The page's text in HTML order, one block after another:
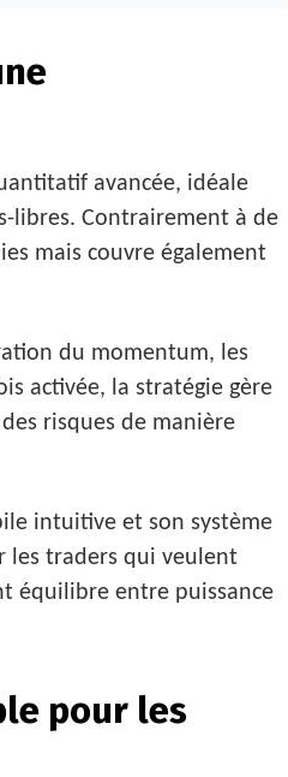
avancée, idéale
libres. Contrairement à de
mais couvre également
du momentum, les
activée, la stratégie gère
risques de manière
intuitive et son système
les traders qui veulent
équilibre entre puissance
pour les